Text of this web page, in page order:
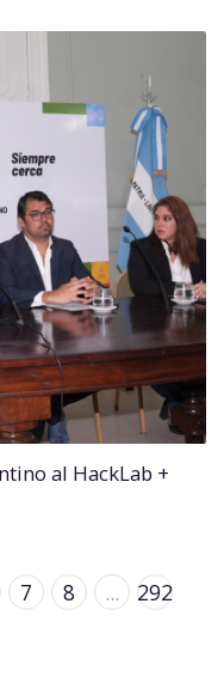
al HackLab +
7 8 ...
292